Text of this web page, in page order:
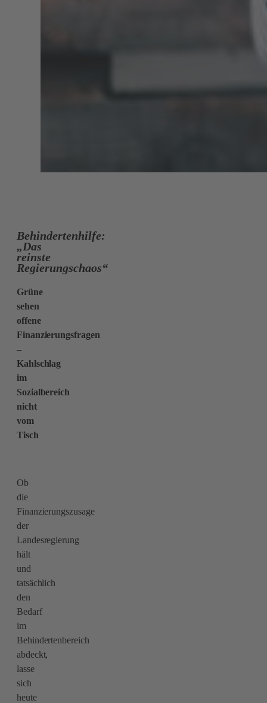
Behindertenhilfe:
„Das
reinste
Regierungschaos“
Grüne
sehen
offene
Finanzierungsfragen
–
Kahlschlag
im
Sozialbereich
nicht
vom
Tisch
Ob
die
Finanzierungszusage
der
Landesregierung
hält
und
tatsächlich
den
Bedarf
im
Behindertenbereich
abdeckt,
lasse
sich
heute